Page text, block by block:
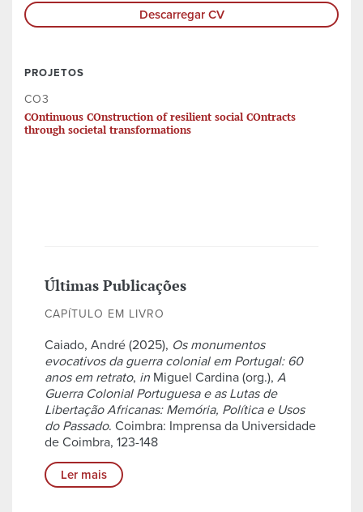
Descarregar CV
PROJETOS
CO3
COntinuous COnstruction of resilient social COntracts
through societal transformations
Últimas Publicações
CAPÍTULO EM LIVRO
Caiado, André (2025), Os monumentos
evocativos da guerra colonial em Portugal: 60
anos em retrato, in Miguel Cardina (org.), A
Guerra Colonial Portuguesa e as Lutas de
Libertação Africanas: Memória, Política e Usos
do Passado. Coimbra: Imprensa da Universidade
de Coimbra, 123-148
Ler mais